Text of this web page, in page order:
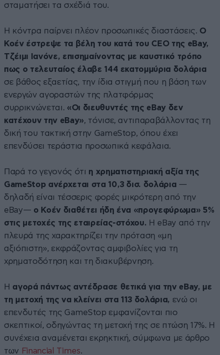
σταματήσει τα σχέδιά του.
Η κόντρα παίρνει πλέον προσωπικές διαστάσεις. Ο
Κοέν έστρεψε τα βέλη του κατά του CEO της eBay,
Τζέιμι Ιανόνε, επισημαίνοντας με καυστικό τρόπο
πως ο τελευταίος έλαβε 144 εκατομμύρια δολάρια
σε βάθος εξαετίας, την ίδια στιγμή που η βάση των
ενεργών αγοραστών της πλατφόρμας
συρρικνώνεται. «Οι διευθυντές της eBay δεν
κατέχουν την eBay», τόνισε, αντιπαραβάλλοντας τη
δική του τακτική στην GameStop, όπου έχει
επενδύσει τεράστια προσωπικά κεφάλαια.
Παρά το γεγονός ότι η χρηματιστηριακή αξία της
GameStop ανέρχεται στα 10,3 δισ. δολάρια —
δηλαδή είναι τέσσερις φορές μικρότερη από την
eBay— ο Κοέν διαθέτει ήδη ένα «προγεφύρωμα» 5%
στις μετοχές της εταιρείας-στόχου. Η eBay από την
πλευρά της χαρακτηρίζει την πρόταση «μη
αξιόπιστη», εκφράζοντας αμφιβολίες για τη
χρηματοδότηση και τη διακυβέρνηση.
Η αγορά πάντως αντέδρασε θετικά για την eBay, με
τη μετοχή της να κλείνει στα 113 δολάρια, ενώ οι
επενδυτές της GameStop εμφανίζονται πιο
σκεπτικοί, οδηγώντας τη μετοχή της σε πτώση 17%. Η
συνέχεια αναμένεται εκρηκτική, σύμφωνα με άρθρο
των Financial Times.